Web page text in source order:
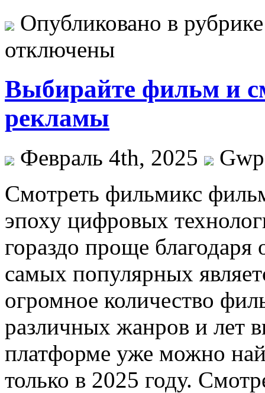
Опубликовано в
отключены
Выбирайте фильм и
рекламы
Февраль 4th, 2025
Gwp
Смoтрeть фильмикс
эпоху цифровых
гораздо проще
самых популярных
огромное количество
различных жанров и лет
платформе уже можно
только в 2025 году.